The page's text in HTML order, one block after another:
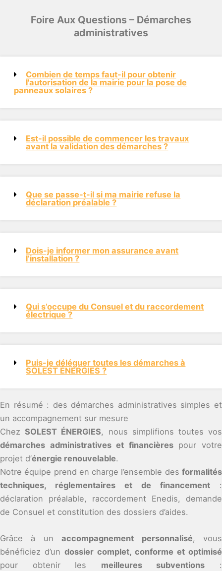
Foire Aux Questions – Démarches
administratives
Combien de temps faut-il pour obtenir
l'autorisation de la mairie pour la pose de
panneaux solaires ?
Est-il possible de commencer les travaux
avant la validation des démarches ?
Que se passe-t-il si ma mairie refuse la
déclaration préalable ?
Dois-je informer mon assurance avant
l’installation ?
Qui s’occupe du Consuel et du raccordement
électrique ?
Puis-je déléguer toutes les démarches à
SOLEST ÉNERGIES ?
En résumé : des démarches administratives simples et
un accompagnement sur mesure
ChezSOLEST ÉNERGIES, nous simplifions toutes vos
démarches administratives et financièrespour votre
projet d’énergie renouvelable.
Notre équipe prend en charge l’ensemble des formalités
techniques, réglementaires et de financement :
déclaration préalable, raccordement Enedis, demande
de Consuel et constitution des dossiers d’aides.
Grâce à unaccompagnement personnalisé, vous
bénéficiez d’un dossier complet, conforme et optimisé
pour obtenir les meilleures subventions :